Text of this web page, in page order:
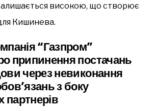
високою, що створює
Кишинева.
“Газпром”
припинення постачань
через невиконання
з боку